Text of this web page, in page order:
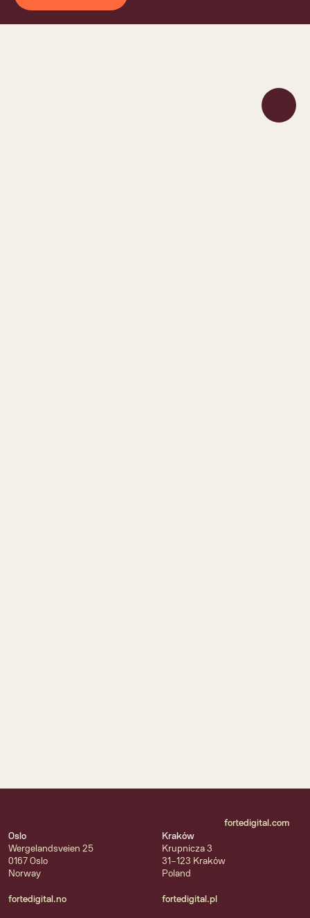
fortedigital.com
Oslo
Wergelandsveien 25
0167 Oslo
Norway
fortedigital.no
Kraków
Krupnicza 3
31-123 Kraków
Poland
fortedigital.pl